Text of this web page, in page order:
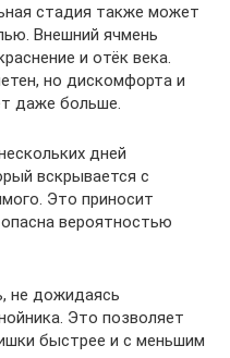
стадия также может
Внешний ячмень
и отёк века.
но дискомфорта и
даже больше.
дней
вскрывается с
Это приносит
вероятностью
не дожидаясь
Это позволяет
быстрее и с меньшим